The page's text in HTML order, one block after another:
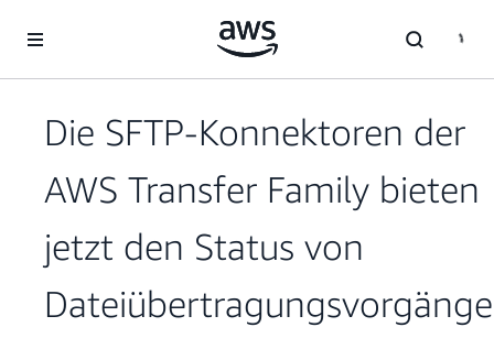
Überspringen zum Hauptinhalt
Die SFTP-Konnektoren der
AWS Transfer Family bieten
jetzt den Status von